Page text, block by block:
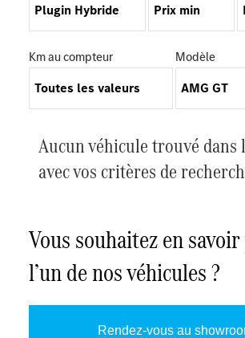
Km au compteur Modèle
Aucun véhicule trouvé dans
avec vos critères de
Vous souhaitez en
l’un de nos véhicules ?
Rendez-vous au